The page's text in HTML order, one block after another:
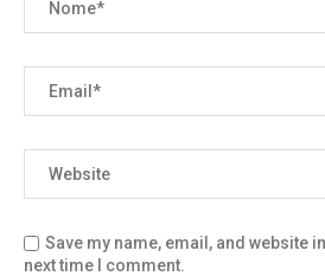
Save my name, email, and website
next time I comment.